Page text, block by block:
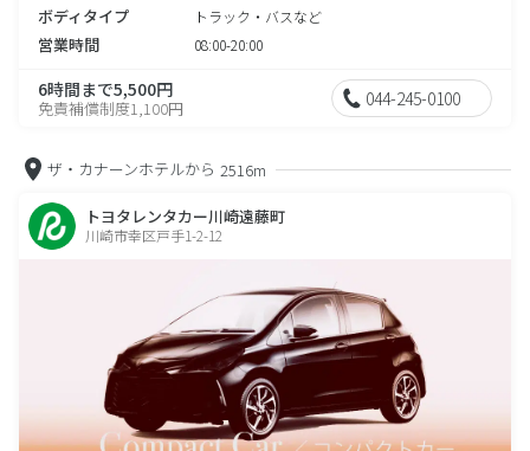
ボディタイプ トラック・バスなど
営業時間 08:00-20:00
6時間まで5,500円
免責補償制度1,100円 044-245-0100
ザ・カナーンホテルから 2516m
トヨタレンタカー川崎遠藤町
川崎市幸区戸手1-2-12